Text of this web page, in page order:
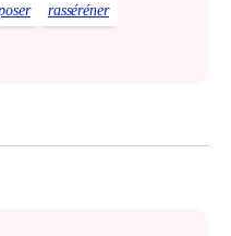
rasséréner